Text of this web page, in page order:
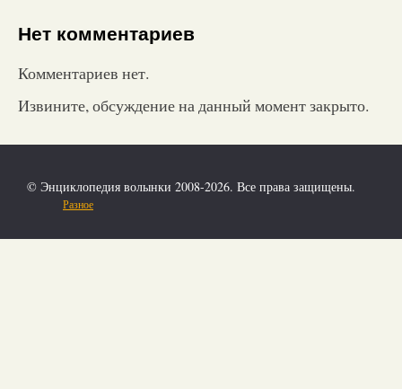
Нет комментариев
Комментариев нет.
Извините, обсуждение на данный момент закрыто.
© Энциклопедия волынки 2008-2026. Все права защищены.
Разное